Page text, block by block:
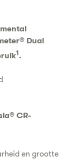
Dual
1.
CR-
en grootte